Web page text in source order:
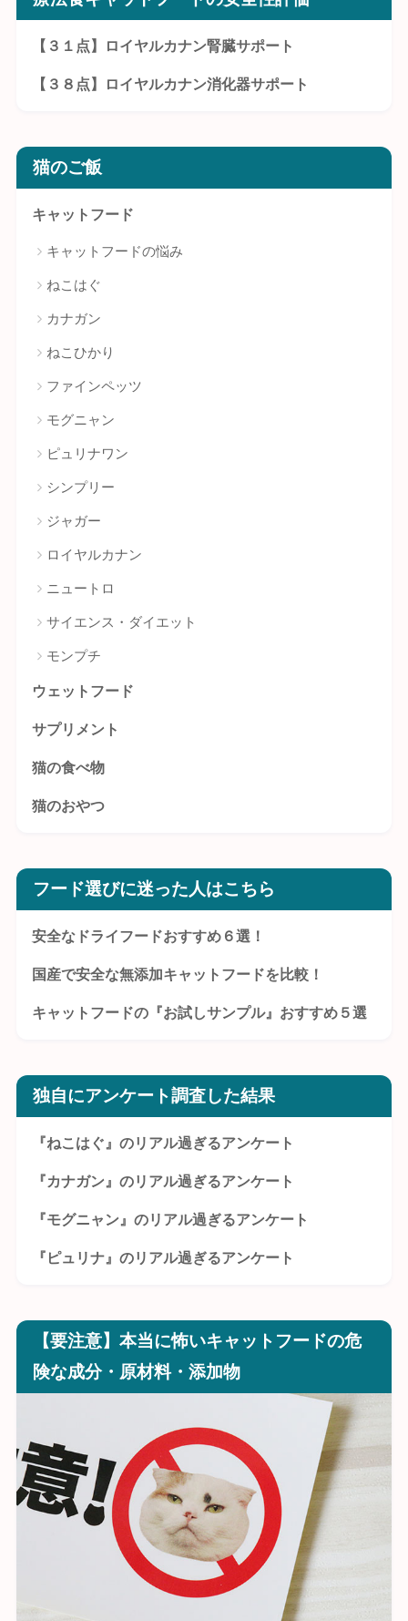
【３１点】ロイヤルカナン腎臓サポート
【３８点】ロイヤルカナン消化器サポート
猫のご飯
キャットフード
キャットフードの悩み
ねこはぐ
カナガン
ねこひかり
ファインペッツ
モグニャン
ピュリナワン
シンプリー
ジャガー
ロイヤルカナン
ニュートロ
サイエンス・ダイエット
モンプチ
ウェットフード
サプリメント
猫の食べ物
猫のおやつ
フード選びに迷った人はこちら
安全なドライフードおすすめ６選！
国産で安全な無添加キャットフードを比較！
キャットフードの『お試しサンプル』おすすめ５選
独自にアンケート調査した結果
『ねこはぐ』のリアル過ぎるアンケート
『カナガン』のリアル過ぎるアンケート
『モグニャン』のリアル過ぎるアンケート
『ピュリナ』のリアル過ぎるアンケート
【要注意】本当に怖いキャットフードの危
険な成分・原材料・添加物